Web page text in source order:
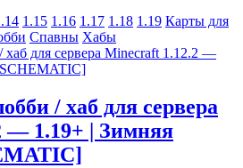
1.15 1.16 1.17 1.18 1.19 Карты для
Спавны Хабы
/ хаб для сервера
— 1.19+ | Зимняя